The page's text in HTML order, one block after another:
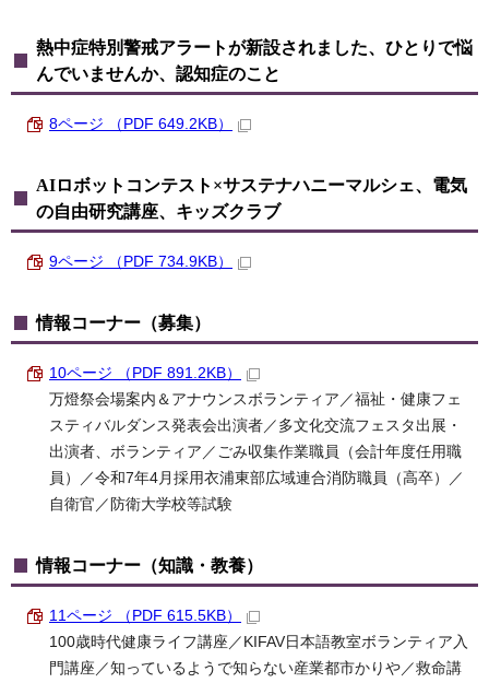
熱中症特別警戒アラートが新設されました、ひとりで悩
んでいませんか、認知症のこと
8ページ （PDF 649.2KB）
AIロボットコンテスト×サステナハニーマルシェ、電気
の自由研究講座、キッズクラブ
9ページ （PDF 734.9KB）
情報コーナー（募集）
10ページ （PDF 891.2KB）
万燈祭会場案内＆アナウンスボランティア／福祉・健康フェ
スティバルダンス発表会出演者／多文化交流フェスタ出展・
出演者、ボランティア／ごみ収集作業職員（会計年度任用職
員）／令和7年4月採用衣浦東部広域連合消防職員（高卒）／
自衛官／防衛大学校等試験
情報コーナー（知識・教養）
11ページ （PDF 615.5KB）
100歳時代健康ライフ講座／KIFAV日本語教室ボランティア入
門講座／知っているようで知らない産業都市かりや／救命講